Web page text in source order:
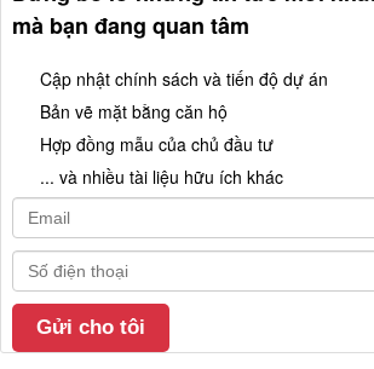
mà bạn đang quan tâm
Cập nhật chính sách và tiến độ dự án
Bản vẽ mặt bằng căn hộ
Hợp đồng mẫu của chủ đầu tư
... và nhiều tài liệu hữu ích khác